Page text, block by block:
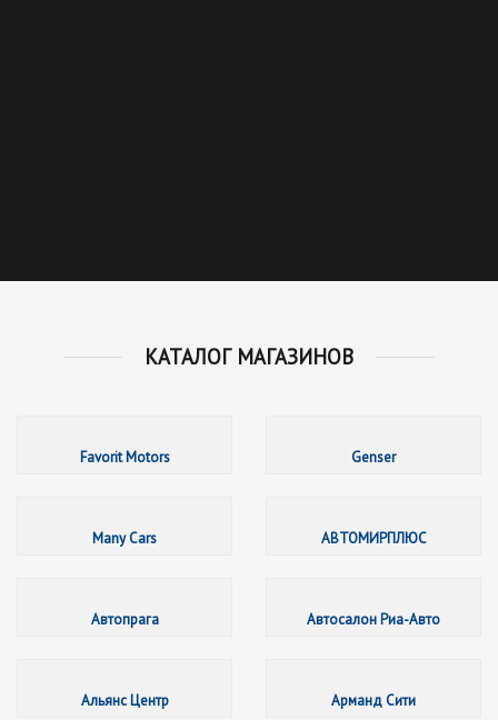
КАТАЛОГ МАГАЗИНОВ
Favorit Motors
Genser
Many Cars
АВТОМИРПЛЮС
Автопрага
Автосалон Риа-Авто
Альянс Центр
Арманд Сити